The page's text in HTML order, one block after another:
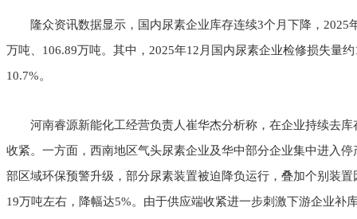
隆众资讯数据显示，国内尿素企业库存连续3个月下降，2025
万吨、106.89万吨。其中，2025年12月国内尿素企业检修损失量
10.7%。
河南睿源新能化工经营负责人崔华杰分析称，在企业持续去库
收紧。一方面，西南地区气头尿素企业及华中部分企业集中进入
部区域环保预警升级，部分尿素装置被迫降负运行，叠加个别装
19万吨左右，降幅达5%。由于供应端收紧进一步刺激下游企业补